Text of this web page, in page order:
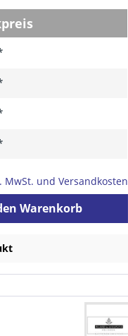
MwSt. und Versandkosten
Warenkorb